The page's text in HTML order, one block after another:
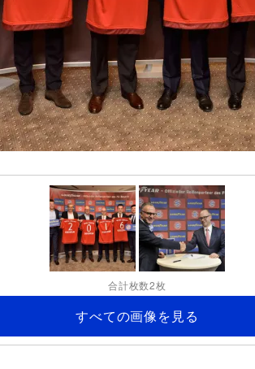
合計枚数2枚
すべての画像を見る